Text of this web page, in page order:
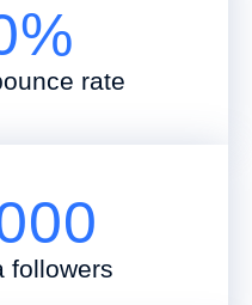
%
rate
followers